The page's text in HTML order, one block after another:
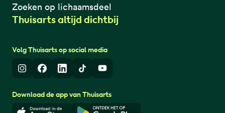
Zoeken op lichaamsdeel
Thuisarts altijd dichtbij
Volg Thuisarts op social media
InstagramFacebook
LinkedInTikTokYoutube
Download de app van Thuisarts